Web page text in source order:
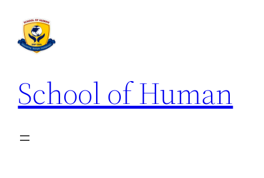
School of Human